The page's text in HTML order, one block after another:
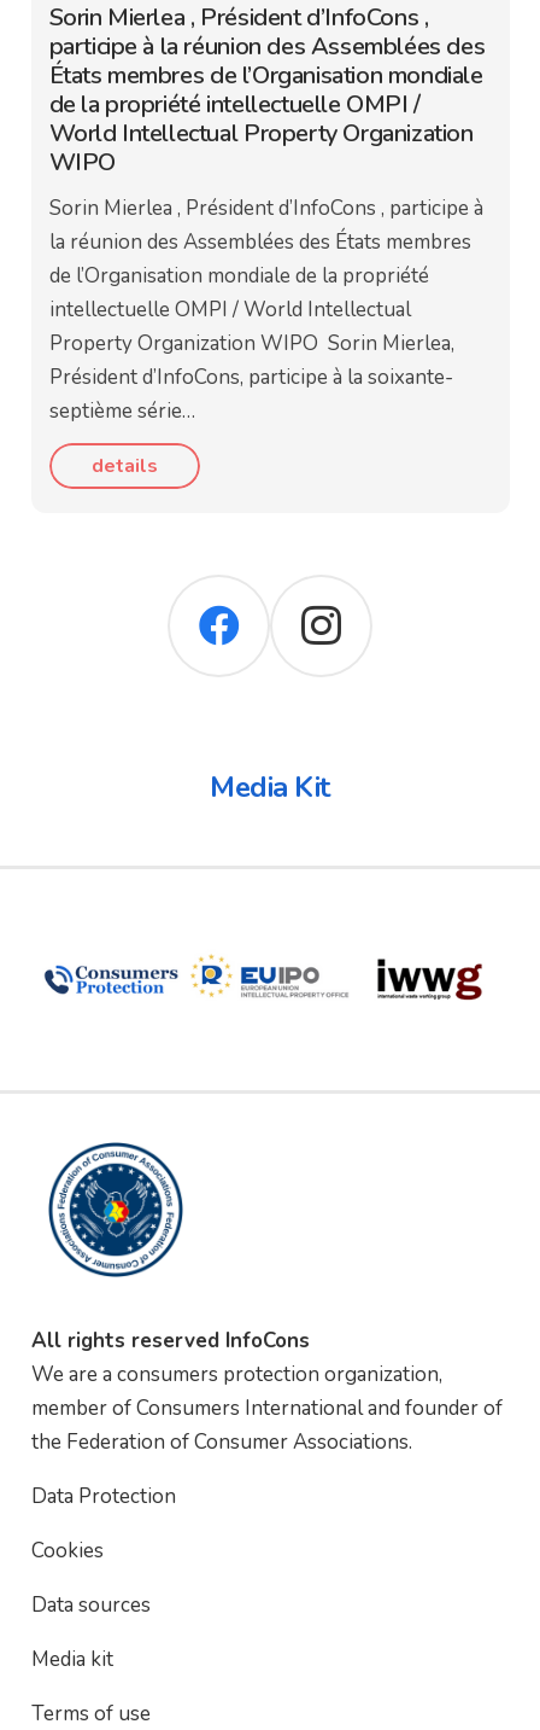
Sorin Mierlea , Président d’InfoCons ,
participe à la réunion des Assemblées des
États membres de l’Organisation mondiale
de la propriété intellectuelle OMPI /
World Intellectual Property Organization
WIPO
Sorin Mierlea , Président d’InfoCons , participe à
la réunion des Assemblées des États membres
de l’Organisation mondiale de la propriété
intellectuelle OMPI / World Intellectual
Property Organization WIPO Sorin Mierlea,
Président d’InfoCons, participe à la soixante-
septième série…
details
Media Kit
All rights reserved InfoCons
We are a consumers protection organization,
member of Consumers International and founder of
the Federation of Consumer Associations.
Data Protection
Cookies
Data sources
Media kit
Terms of use